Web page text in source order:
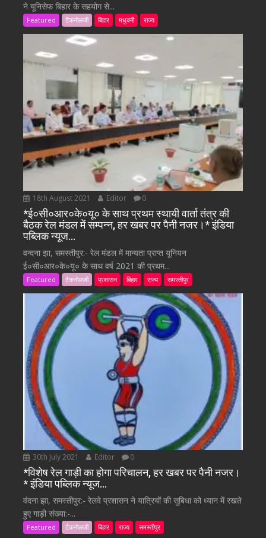
ने यूनिसेफ बिहार के सहयोग से...
Featured टैकनोलजी बिहार मधुबनी राज्य
18th August 2021 Editor 0
*ई०सी०आर०के०यू० के साथ प्रथम स्थायी वार्ता तंत्र की
बैठक रेल मंडल में सम्पन्न, हर खबर पर पैनी नजर।* इंडिया
पब्लिक न्यूज…
वन्दना झा, समस्तीपुर:- रेल मंडल में मान्यता प्राप्त यूनियन
ई०सी०आर०के०यू० के साथ वर्ष 2021 की प्रथम...
Featured टैकनोलजी प्रशासन बिहार राज्य समस्तीपुर
30th July 2021 Editor 0
*विशेष रेल गाड़ी का होगा परिचालन, हर खबर पर पैनी नजर।
* इंडिया पब्लिक न्यूज…
वंदना झा, समस्तीपुर:- रेलवे प्रशासन ने यात्रियों की सुबिधा को ध्यान में रखते
हुए गाड़ी संख्या:-...
Featured टैकनोलजी बिहार राज्य समस्तीपुर